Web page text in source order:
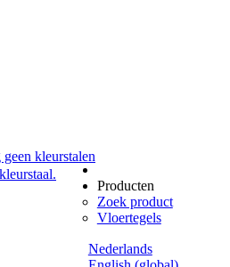
kleurstalen
Nederlands
Producten
Zoek product
Vloertegels